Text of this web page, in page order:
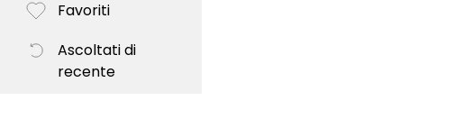
Favoriti
Ascoltati di
recente